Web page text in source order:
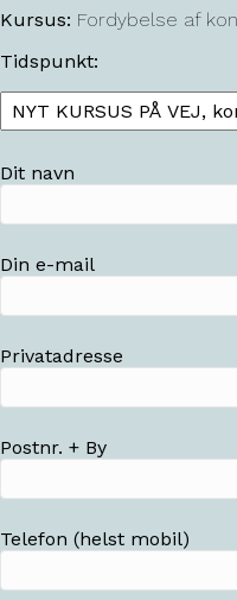
Kursus: Fordybelse af
Tidspunkt:
Dit navn
Din e-mail
Privatadresse
Postnr. + By
Telefon (helst mobil)